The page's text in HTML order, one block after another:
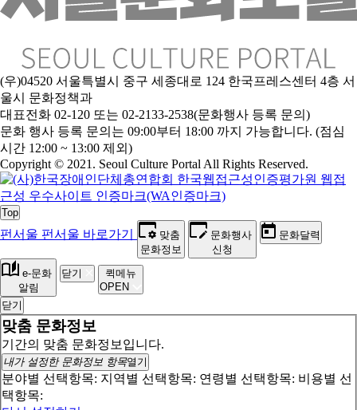
(우)04520 서울특별시 중구 세종대로 124 한국프레스센터 4층 서
울시 문화정책과
대표전화 02-120 또는 02-2133-2538(문화행사 등록 문의)
문화 행사 등록 문의는 09:00부터 18:00 까지 가능합니다. (점심
시간 12:00 ~ 13:00 제외)
Copyright © 2021. Seoul Culture Portal All Rights Reserved.
Top
펀서울 펀서울 바로가기
맞춤
문화정보
문화행사
신청
문화달력
e-문화
알림
닫기
퀵메뉴
OPEN
닫기
맞춤 문화정보
기간의 맞춤 문화정보입니다.
내가 설정한 문화정보 항목열기
분야별 선택항목: 지역별 선택항목: 연령별 선택항목: 비용별 선
택항목: